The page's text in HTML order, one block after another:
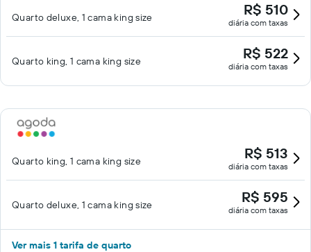
Quarto deluxe, 1 cama king size R$ 510
diária com taxas
Quarto king, 1 cama king size R$ 522
diária com taxas
Quarto king, 1 cama king size R$ 513
diária com taxas
Quarto deluxe, 1 cama king size R$ 595
diária com taxas
Ver mais 1 tarifa de quarto